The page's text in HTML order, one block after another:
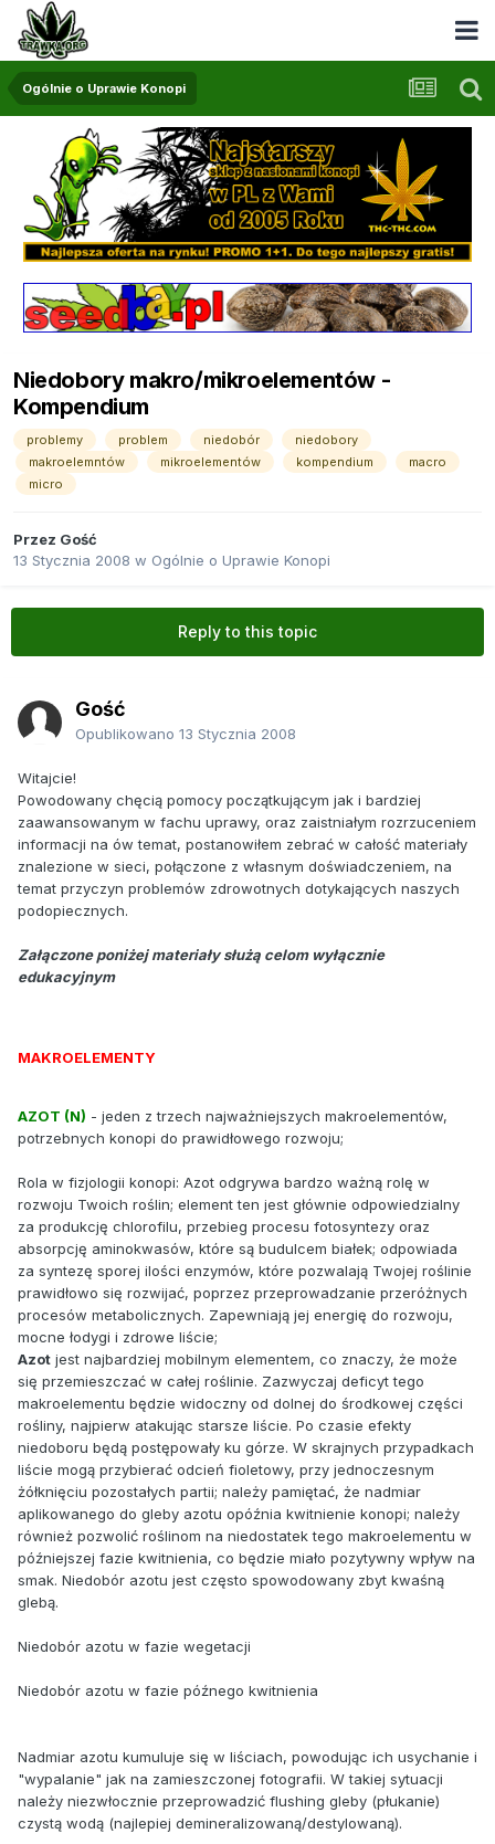
Ogólnie o Uprawie Konopi
Niedobory makro/mikroelementów -
Kompendium
problemy problem niedobór
niedobory
makroelemntów
mikroelementów kompendium
macro
micro
Przez Gość
13 Stycznia 2008 w Ogólnie o Uprawie Konopi
Reply to this topic
Gość
Opublikowano 13 Stycznia 2008
Witajcie!
Powodowany chęcią pomocy początkującym jak i bardziej
zaawansowanym w fachu uprawy, oraz zaistniałym rozrzuceniem
informacji na ów temat, postanowiłem zebrać w całość materiały
znalezione w sieci, połączone z własnym doświadczeniem, na
temat przyczyn problemów zdrowotnych dotykających naszych
podopiecznych.
Załączone poniżej materiały służą celom wyłącznie
edukacyjnym
MAKROELEMENTY
AZOT (N) - jeden z trzech najważniejszych makroelementów,
potrzebnych konopi do prawidłowego rozwoju;
Rola w fizjologii konopi: Azot odgrywa bardzo ważną rolę w
rozwoju Twoich roślin; element ten jest głównie odpowiedzialny
za produkcję chlorofilu, przebieg procesu fotosyntezy oraz
absorpcję aminokwasów, które są budulcem białek; odpowiada
za syntezę sporej ilości enzymów, które pozwalają Twojej roślinie
prawidłowo się rozwijać, poprzez przeprowadzanie przeróżnych
procesów metabolicznych. Zapewniają jej energię do rozwoju,
mocne łodygi i zdrowe liście;
Azot jest najbardziej mobilnym elementem, co znaczy, że może
się przemieszczać w całej roślinie. Zazwyczaj deficyt tego
makroelementu będzie widoczny od dolnej do środkowej części
rośliny, najpierw atakując starsze liście. Po czasie efekty
niedoboru będą postępowały ku górze. W skrajnych przypadkach
liście mogą przybierać odcień fioletowy, przy jednoczesnym
żółknięciu pozostałych partii; należy pamiętać, że nadmiar
aplikowanego do gleby azotu opóźnia kwitnienie konopi; należy
również pozwolić roślinom na niedostatek tego makroelementu w
późniejszej fazie kwitnienia, co będzie miało pozytywny wpływ na
smak. Niedobór azotu jest często spowodowany zbyt kwaśną
glebą.
Niedobór azotu w fazie wegetacji
Niedobór azotu w fazie późnego kwitnienia
Nadmiar azotu kumuluje się w liściach, powodując ich usychanie i
"wypalanie" jak na zamieszczonej fotografii. W takiej sytuacji
należy niezwłocznie przeprowadzić flushing gleby (płukanie)
czystą wodą (najlepiej demineralizowaną/destylowaną).